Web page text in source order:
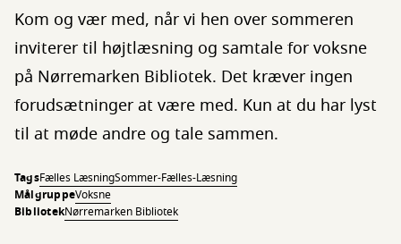
Kom og vær med, når vi hen over sommeren
inviterer til højtlæsning og samtale for voksne
på Nørremarken Bibliotek. Det kræver ingen
forudsætninger at være med. Kun at du har lyst
til at møde andre og tale sammen.
TagsFælles LæsningSommer-Fælles-Læsning
MålgruppeVoksne
BibliotekNørremarken Bibliotek